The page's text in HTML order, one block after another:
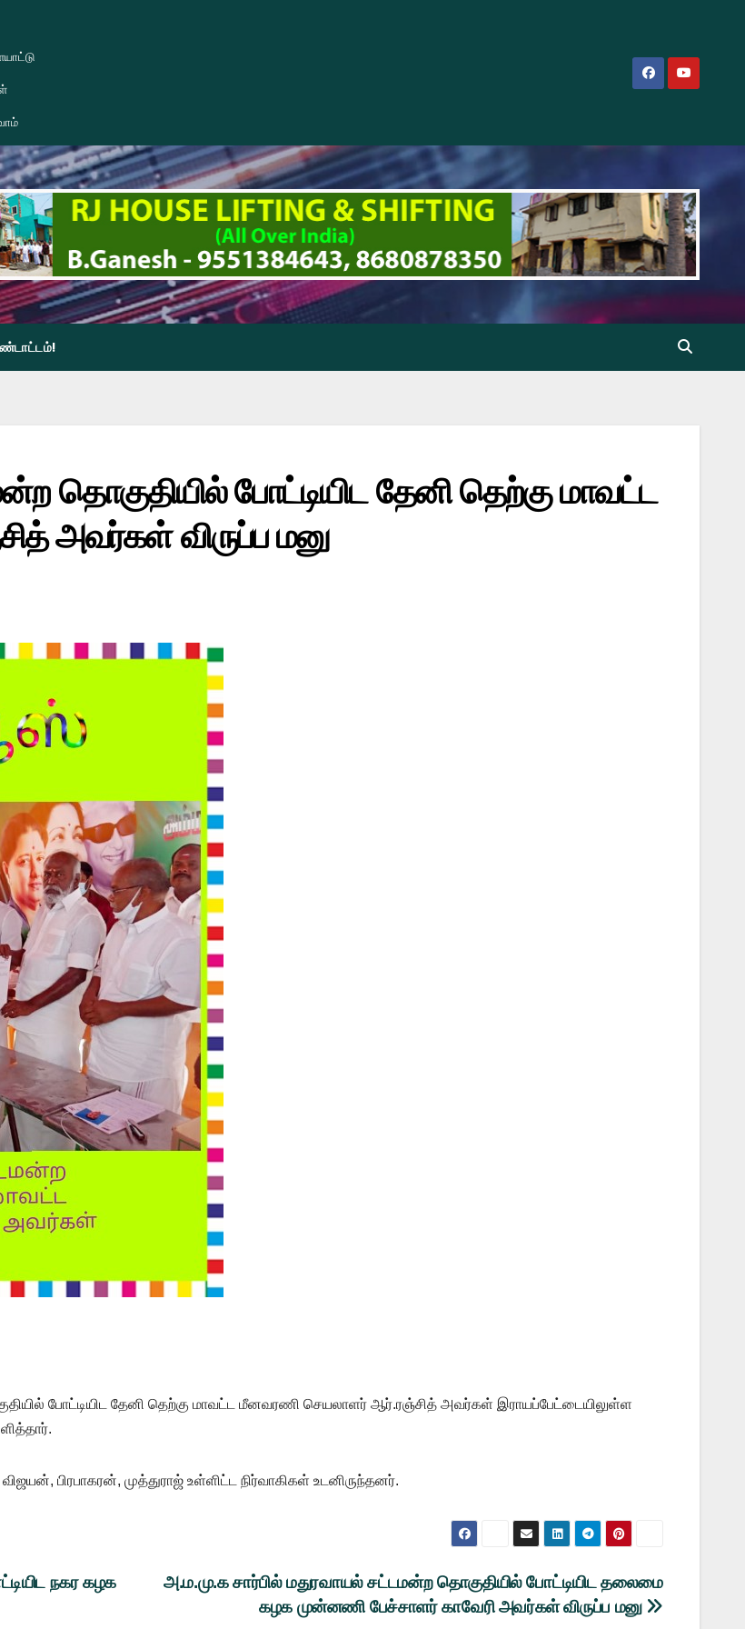
தொகுதியில் போட்டியிட தேனி தெற்கு மாவட்ட
அவர்கள் விருப்ப மனு
போட்டியிட தேனி தெற்கு மாவட்ட மீனவரணி செயலாளர் ஆர்.ரஞ்சித் அவர்கள் இராயப்பேட்டையிலுள்ள
பிரபாகரன், முத்துராஜ் உள்ளிட்ட நிர்வாகிகள் உடனிருந்தனர்.
அ.ம.மு.க சார்பில் மதுரவாயல் சட்டமன்ற தொகுதியில் போட்டியிட தலைமை
கழக முன்னணி பேச்சாளர் காவேரி அவர்கள் விருப்ப மனு
நகர கழக